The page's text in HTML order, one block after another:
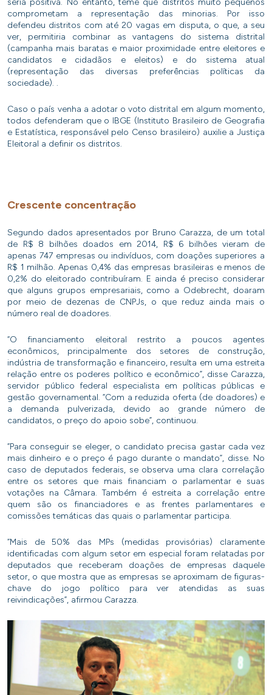
comprometam a representação das minorias. Por isso
defendeu distritos com até 20 vagas em disputa, o que, a seu
ver, permitiria combinar as vantagens do sistema distrital
(campanha mais baratas e maior proximidade entre eleitores e
candidatos e cidadãos e eleitos) e do sistema atual
(representação das diversas preferências políticas da
sociedade). .
Caso o país venha a adotar o voto distrital em algum momento,
todos defenderam que o IBGE (Instituto Brasileiro de Geografia
e Estatística, responsável pelo Censo brasileiro) auxilie a Justiça
Eleitoral a definir os distritos.
Crescente concentração
Segundo dados apresentados por Bruno Carazza, de um total
de R$ 8 bilhões doados em 2014, R$ 6 bilhões vieram de
apenas 747 empresas ou indivíduos, com doações superiores a
R$ 1 milhão. Apenas 0,4% das empresas brasileiras e menos de
0,2% do eleitorado contribuíram. E ainda é preciso considerar
que alguns grupos empresariais, como a Odebrecht, doaram
por meio de dezenas de CNPJs, o que reduz ainda mais o
número real de doadores.
“O financiamento eleitoral restrito a poucos agentes
econômicos, principalmente dos setores de construção,
indústria de transformação e financeiro, resulta em uma estreita
relação entre os poderes político e econômico”, disse Carazza,
servidor público federal especialista em políticas públicas e
gestão governamental. “Com a reduzida oferta (de doadores) e
a demanda pulverizada, devido ao grande número de
candidatos, o preço do apoio sobe”, continuou.
“Para conseguir se eleger, o candidato precisa gastar cada vez
mais dinheiro e o preço é pago durante o mandato”, disse. No
caso de deputados federais, se observa uma clara correlação
entre os setores que mais financiam o parlamentar e suas
votações na Câmara. Também é estreita a correlação entre
quem são os financiadores e as frentes parlamentares e
comissões temáticas das quais o parlamentar participa.
“Mais de 50% das MPs (medidas provisórias) claramente
identificadas com algum setor em especial foram relatadas por
deputados que receberam doações de empresas daquele
setor, o que mostra que as empresas se aproximam de figuras-
chave do jogo político para ver atendidas as suas
reivindicações”, afirmou Carazza.